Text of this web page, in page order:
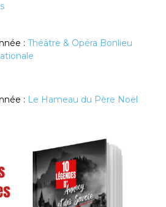
: Théâtre & Opéra Bonlieu
: Le Hameau du Père Noël